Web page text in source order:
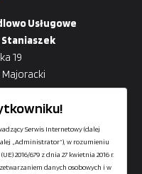
Usługowe
Staniaszek
19
Serwis Internetowy (dalej
„Administrator”), w rozumieniu
2016/679 z dnia 27 kwietnia 2016 r.
danych osobowych i w